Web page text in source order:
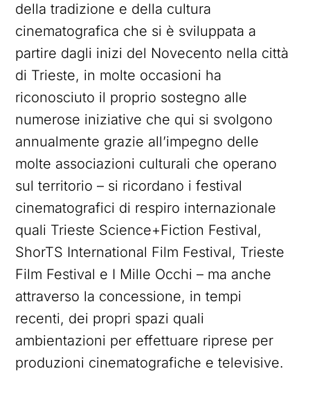
della tradizione e della cultura
cinematografica che si è sviluppata a
partire dagli inizi del Novecento nella città
di Trieste, in molte occasioni ha
riconosciuto il proprio sostegno alle
numerose iniziative che qui si svolgono
annualmente grazie all’impegno delle
molte associazioni culturali che operano
sul territorio – si ricordano i festival
cinematografici di respiro internazionale
quali Trieste Science+Fiction Festival,
ShorTS International Film Festival, Trieste
Film Festival e I Mille Occhi – ma anche
attraverso la concessione, in tempi
recenti, dei propri spazi quali
ambientazioni per effettuare riprese per
produzioni cinematografiche e televisive.